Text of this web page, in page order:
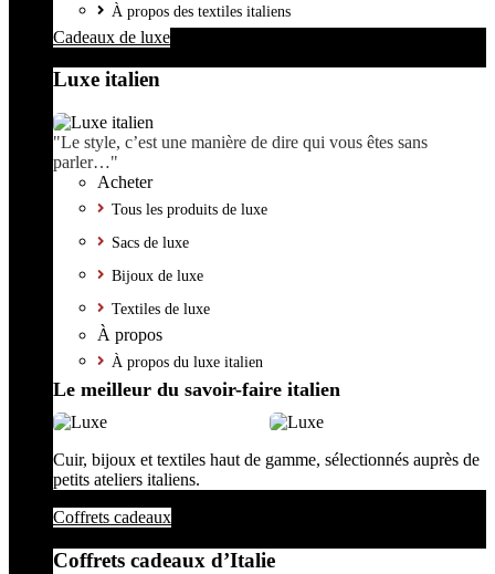
À propos des textiles italiens
Cadeaux de luxe
Luxe italien
"Le style, c’est une manière de dire qui vous êtes sans
parler…"
Acheter
Tous les produits de luxe
Sacs de luxe
Bijoux de luxe
Textiles de luxe
À propos
À propos du luxe italien
Le meilleur du savoir-faire italien
Cuir, bijoux et textiles haut de gamme, sélectionnés auprès de
petits ateliers italiens.
Coffrets cadeaux
Coffrets cadeaux d’Italie